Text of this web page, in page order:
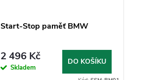
Start-Stop paměť BMW
2 496 Kč
Skladem
DO KOŠÍKU